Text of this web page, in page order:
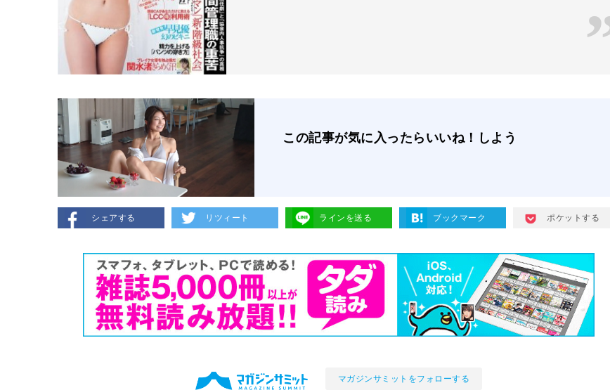
この記事が気に入ったらいいね！しよう
シェアする リツィート ラインを送る ブックマーク ポケットする
マガジンサミットをフォローする